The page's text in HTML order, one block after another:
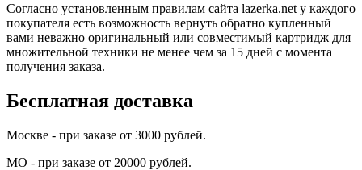
Согласно установленным правилам сайта lazerka.net у каждого
покупателя есть возможность вернуть обратно купленный
вами неважно оригинальный или совместимый картридж для
множительной техники не менее чем за 15 дней с момента
получения заказа.
Бесплатная доставка
Москве - при заказе от 3000 рублей.
МО - при заказе от 20000 рублей.